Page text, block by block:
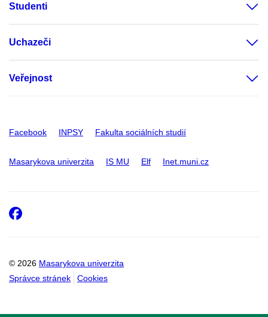
Studenti
Uchazeči
Veřejnost
Facebook INPSY Fakulta sociálních studií
Masarykova univerzita IS MU Elf Inet.muni.cz
© 2026 Masarykova univerzita
Správce stránek
Cookies
Facebook